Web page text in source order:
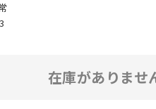
在庫がありませ